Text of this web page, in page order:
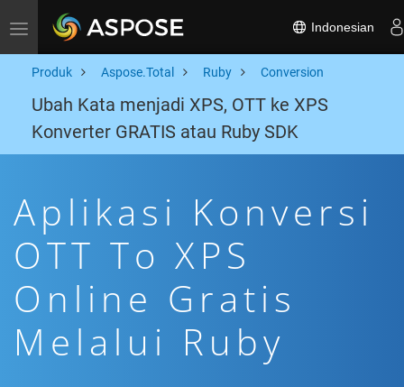
Toggle navigation Indonesian
Produk Aspose.Total Ruby Conversion
Ubah Kata menjadi XPS, OTT ke XPS
Konverter GRATIS atau Ruby SDK
Aplikasi Konversi
OTT To XPS
Online Gratis
Melalui Ruby